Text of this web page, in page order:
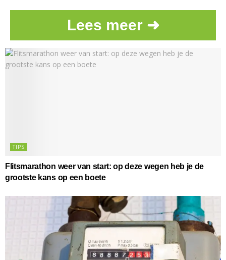
Lees meer ➜
TIPS
Flitsmarathon weer van start: op deze wegen heb je de
grootste kans op een boete